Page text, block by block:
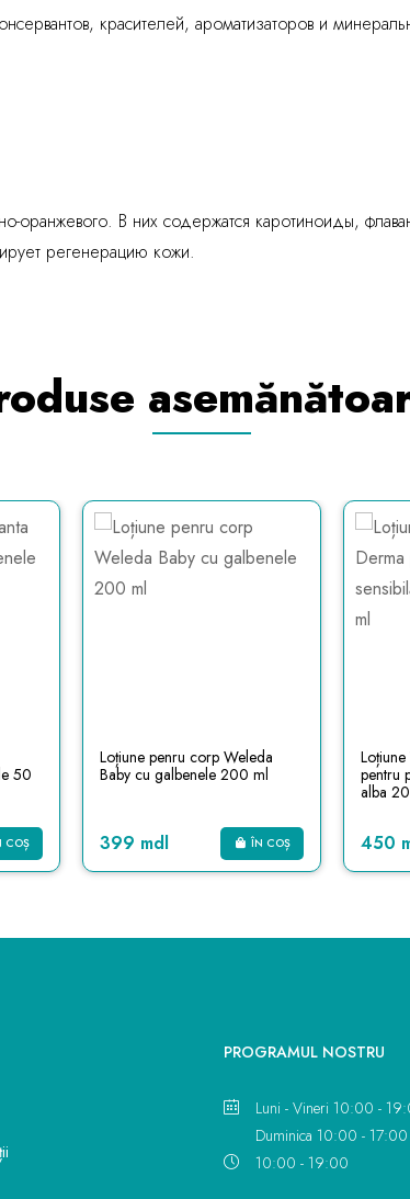
красителей, ароматизаторов и
оранжевого. В них содержатся каротиноиды,
регенерацию кожи.
50
COȘ
Loțiune penru corp Weleda
Baby cu galbenele 200 ml
399 mdl ÎN COȘ
pentru
alba
450
PROGRAMUL NOSTRU
Luni - Vineri 10:00 -
Duminica 10:00 - 17:00
10:00 - 19:00